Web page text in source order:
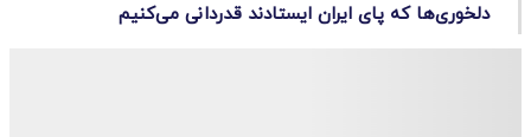
دلخوری‌ها که پای ایران ایستادند قدردانی می‌کنیم